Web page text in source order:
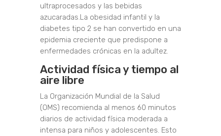
ultraprocesados y las bebidas
azucaradas.La obesidad infantil y la
diabetes tipo 2 se han convertido en una
epidemia creciente que predispone a
enfermedades crónicas en la adultez.
Actividad física y tiempo al
aire libre
La Organización Mundial de la Salud
(OMS) recomienda al menos 60 minutos
diarios de actividad física moderada a
intensa para niños y adolescentes. Esto